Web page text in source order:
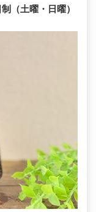
（土曜・日曜）